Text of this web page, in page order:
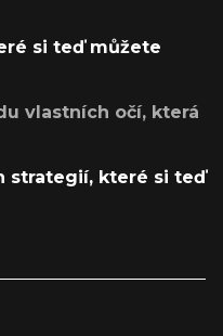
si teď můžete
vlastních očí, která
strategií, které si teď